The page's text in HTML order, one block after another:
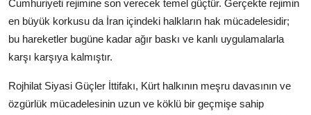
Cumhuriyeti rejimine son verecek temel güçtür. Gerçekte rejimin
en büyük korkusu da İran içindeki halkların hak mücadelesidir;
bu hareketler bugüne kadar ağır baskı ve kanlı uygulamalarla
karşı karşıya kalmıştır.
Rojhilat Siyasi Güçler İttifakı, Kürt halkının meşru davasının ve
özgürlük mücadelesinin uzun ve köklü bir geçmişe sahip